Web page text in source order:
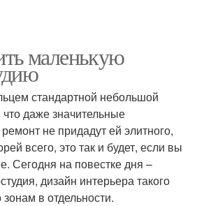
маленькую
стандартной небольшой
что даже значительные
не придадут ей элитного,
всего, это так и будет, если вы
Сегодня на повестке дня –
дизайн интерьера такого
в отдельности.